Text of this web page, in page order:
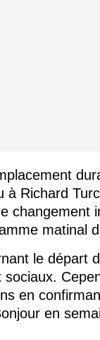
Richard
changement
matinal
le départ
en
en